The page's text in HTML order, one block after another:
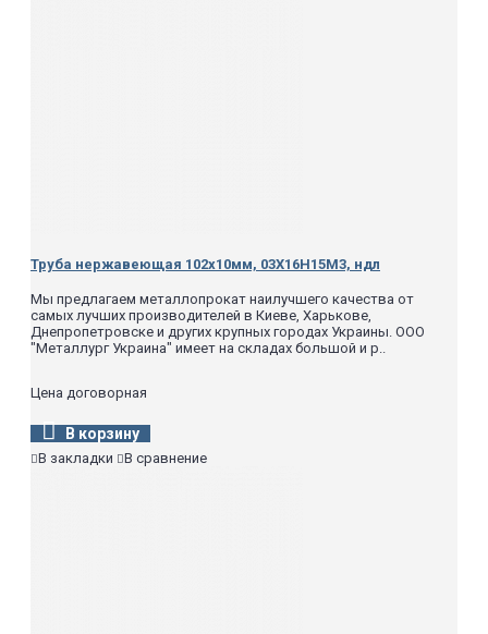
Труба нержавеющая 102х10мм, 03Х16Н15М3, ндл
Мы предлагаем металлопрокат наилучшего качества от
самых лучших производителей в Киеве, Харькове,
Днепропетровске и других крупных городах Украины. ООО
"Металлург Украина" имеет на складах большой и р..
Цена договорная
В корзину
В закладки В сравнение